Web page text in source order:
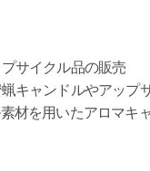
サイクル品の販売
キャンドルやアップ
材を用いたアロマキ